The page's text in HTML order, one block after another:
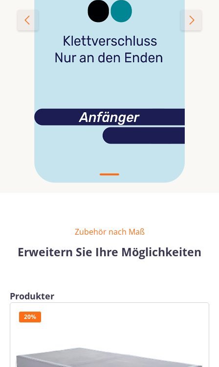
Zubehör nach Maß
Erweitern Sie Ihre Möglichkeiten
Produktgalerie überspringen
Produkter
20%